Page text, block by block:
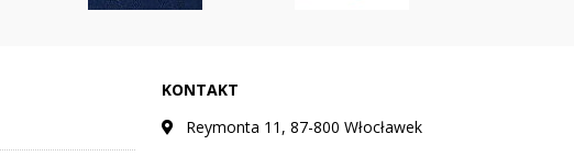
KONTAKT
Reymonta 11, 87-800 Włocławek